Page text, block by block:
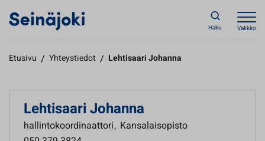
Haku Valikko
Etusivu / Yhteystiedot / Lehtisaari Johanna
Lehtisaari Johanna
hallintokoordinaattori, Kansalaisopisto